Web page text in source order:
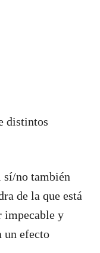
distintos
sí/no también
de la que está
impecable y
un efecto